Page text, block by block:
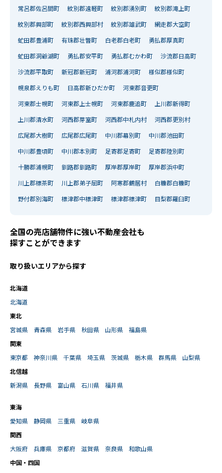
常呂郡佐呂間町 紋別郡遠軽町 紋別郡湧別町 紋別郡滝上町
紋別郡興部町 紋別郡西興部村 紋別郡雄武町 網走郡大空町
虻田郡豊浦町 有珠郡壮瞥町 白老郡白老町 勇払郡厚真町
虻田郡洞爺湖町 勇払郡安平町 勇払郡むかわ町 沙流郡日高町
沙流郡平取町 新冠郡新冠町 浦河郡浦河町 様似郡様似町
幌泉郡えりも町 日高郡新ひだか町 河東郡音更町
河東郡士幌町 河東郡上士幌町 河東郡鹿追町 上川郡新得町
上川郡清水町 河西郡芽室町 河西郡中札内村 河西郡更別村
広尾郡大樹町 広尾郡広尾町 中川郡幕別町 中川郡池田町
中川郡豊頃町 中川郡本別町 足寄郡足寄町 足寄郡陸別町
十勝郡浦幌町 釧路郡釧路町 厚岸郡厚岸町 厚岸郡浜中町
川上郡標茶町 川上郡弟子屈町 阿寒郡鶴居村 白糠郡白糠町
野付郡別海町 標津郡中標津町 標津郡標津町 目梨郡羅臼町
全国の売店舗物件に強い不動産会社も
探すことができます
取り扱いエリアから探す
北海道
北海道
東北
宮城県
青森県 岩手県 秋田県 山形県
福島県
関東
東京都
神奈川県 千葉県 埼玉県 茨城県 栃木県 群馬県
山梨県
北信越
新潟県
長野県 富山県 石川県 福井県
東海
愛知県
静岡県 三重県
岐阜県
関西
大阪府
兵庫県 京都府 滋賀県 奈良県
和歌山県
中国・四国